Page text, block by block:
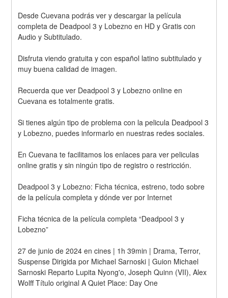
Desde Cuevana podrás ver y descargar la película
completa de Deadpool 3 y Lobezno en HD y Gratis con
Audio y Subtitulado.
Disfruta viendo gratuita y con español latino subtitulado y
muy buena calidad de imagen.
Recuerda que ver Deadpool 3 y Lobezno online en
Cuevana es totalmente gratis.
Si tienes algún tipo de problema con la pelicula Deadpool 3
y Lobezno, puedes informarlo en nuestras redes sociales.
En Cuevana te facilitamos los enlaces para ver peliculas
online gratis y sin ningún tipo de registro o restricción.
Deadpool 3 y Lobezno: Ficha técnica, estreno, todo sobre
de la película completa y dónde ver por Internet
Ficha técnica de la película completa “Deadpool 3 y
Lobezno”
27 de junio de 2024 en cines | 1h 39min | Drama, Terror,
Suspense Dirigida por Michael Sarnoski | Guion Michael
Sarnoski Reparto Lupita Nyong'o, Joseph Quinn (VII), Alex
Wolff Título original A Quiet Place: Day One